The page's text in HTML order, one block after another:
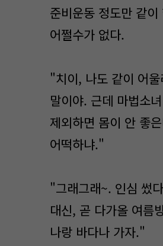
준비운동 정도만 같이
어쩔수가 없다.
"치이, 나도 같이 어
말이야. 근데 마법소
제외하면 몸이 안 좋
어떡하냐."
"그래그래~. 인심 썼
대신, 곧 다가올 여름
나랑 바다나 가자."